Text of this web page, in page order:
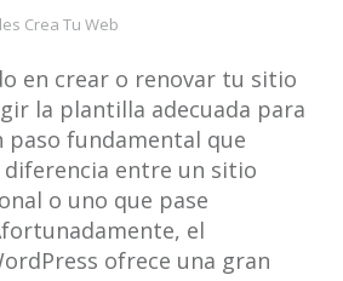
Crea Tu Web
en crear o renovar tu sitio
la plantilla adecuada para
paso fundamental que
diferencia entre un sitio
o uno que pase
el
ofrece una gran